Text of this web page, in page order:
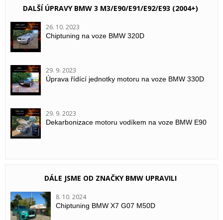
VÍCE INFORMACÍ
DALŠÍ ÚPRAVY BMW 3 M3/E90/E91/E92/E93 (2004+)
26. 10. 2023
Chiptuning na voze BMW 320D
29. 9. 2023
Úprava řídící jednotky motoru na voze BMW 330D
29. 9. 2023
Dekarbonizace motoru vodíkem na voze BMW E90
DÁLE JSME OD ZNAČKY BMW UPRAVILI
8. 10. 2024
Chiptuning BMW X7 G07 M50D